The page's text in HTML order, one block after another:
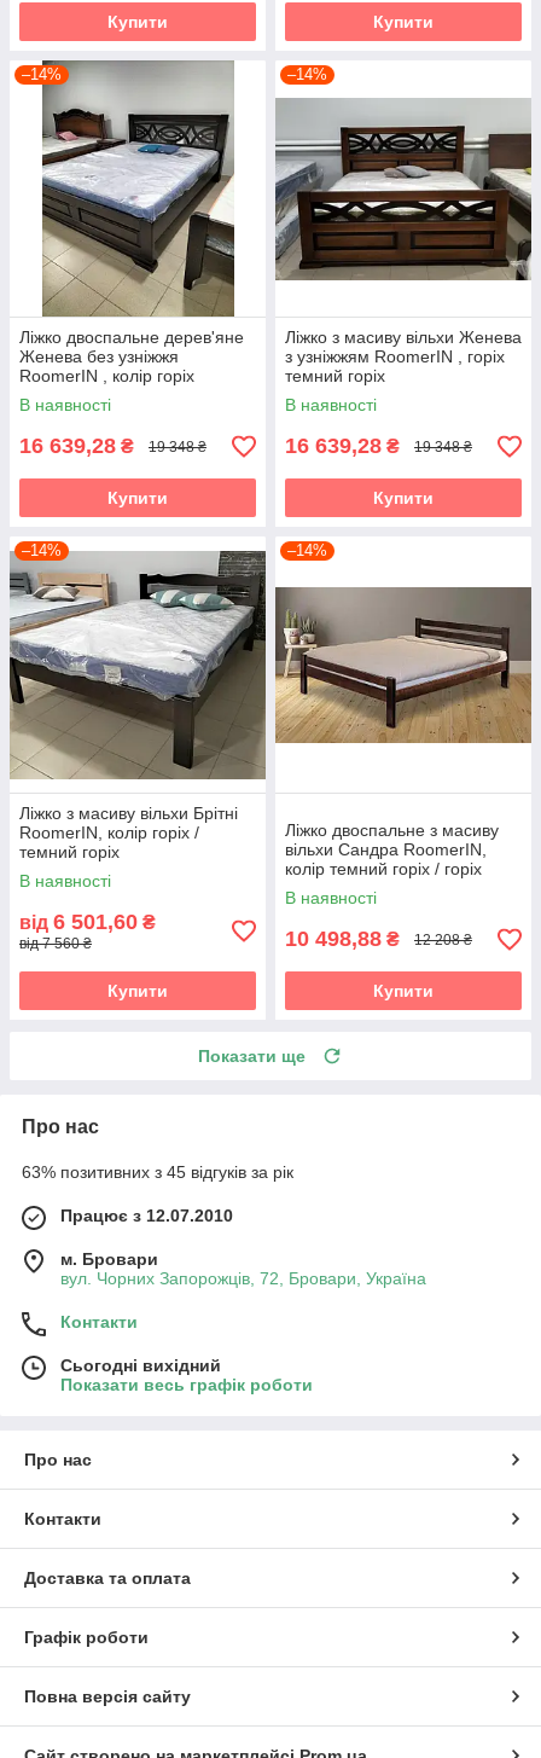
Купити Купити
–14%
Ліжко двоспальне дерев'яне
Женева без узніжжя
RoomerIN , колір горіх
темний горіх
В наявності
16 639,28 ₴ 19 348 ₴
Купити
–14%
Ліжко з масиву вільхи Женева
з узніжжям RoomerIN , горіх
темний горіх
В наявності
16 639,28 ₴ 19 348 ₴
Купити
–14%
Ліжко з масиву вільхи Брітні
RoomerIN, колір горіх /
темний горіх
В наявності
від 6 501,60 ₴
від 7 560 ₴
Купити
–14%
Ліжко двоспальне з масиву
вільхи Сандра RoomerIN,
колір темний горіх / горіх
В наявності
10 498,88 ₴ 12 208 ₴
Купити
Показати ще
Про нас
63% позитивних з 45 відгуків за рік
Працює з 12.07.2010
м. Бровари
вул. Чорних Запорожців, 72, Бровари, Україна
Контакти
Сьогодні вихідний
Показати весь графік роботи
Про нас
Контакти
Доставка та оплата
Графік роботи
Повна версія сайту